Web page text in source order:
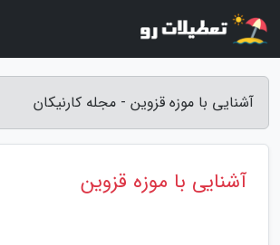
آشنایی با موزه قزوین - مجله کارنیکان
آشنایی با موزه قزوین